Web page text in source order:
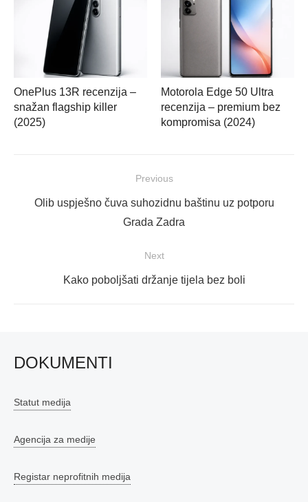
OnePlus 13R recenzija –
snažan flagship killer
(2025)
Motorola Edge 50 Ultra
recenzija – premium bez
kompromisa (2024)
objava
Previous
Previous
Olib uspješno čuva suhozidnu baštinu uz potporu
Grada Zadra
Next
Next
Kako poboljšati držanje tijela bez boli
DOKUMENTI
Statut medija
Agencija za medije
Registar neprofitnih medija